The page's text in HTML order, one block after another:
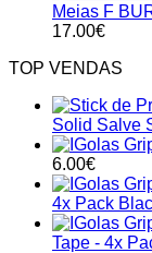
Meias F
17.00€
TOP VENDAS
Solid Salve
6.00€
4x Pack
Tape - 4x